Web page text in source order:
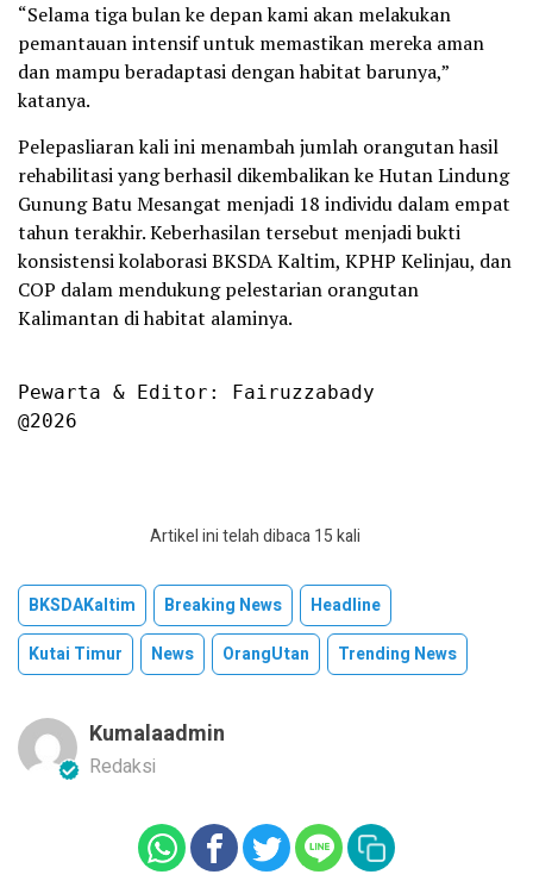
“Selama tiga bulan ke depan kami akan melakukan
pemantauan intensif untuk memastikan mereka aman
dan mampu beradaptasi dengan habitat barunya,”
katanya.
Pelepasliaran kali ini menambah jumlah orangutan hasil
rehabilitasi yang berhasil dikembalikan ke Hutan Lindung
Gunung Batu Mesangat menjadi 18 individu dalam empat
tahun terakhir. Keberhasilan tersebut menjadi bukti
konsistensi kolaborasi BKSDA Kaltim, KPHP Kelinjau, dan
COP dalam mendukung pelestarian orangutan
Kalimantan di habitat alaminya.
Pewarta & Editor: Fairuzzabady
@2026
Artikel ini telah dibaca 15 kali
BKSDAKaltim Breaking News
Headline
Kutai Timur
News OrangUtan Trending News
Kumalaadmin
Redaksi